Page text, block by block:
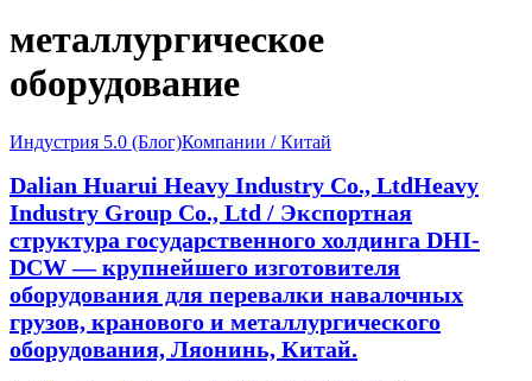
металлургическое
оборудование
Индустрия 5.0 (Блог)Компании / Китай
Dalian Huarui Heavy Industry Co., LtdHeavy
Industry Group Co., Ltd / Экспортная
структура государственного холдинга DHI-
DCW — крупнейшего изготовителя
оборудования для перевалки навалочных
грузов, кранового и металлургического
оборудования, Ляонинь, Китай.